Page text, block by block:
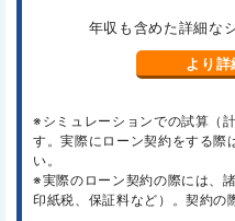
年収も含めた詳細な
より詳
※シミュレーションでの試算（
す。実際にローン契約をする際
い。
※実際のローン契約の際には、
印紙税、保証料など）。契約の